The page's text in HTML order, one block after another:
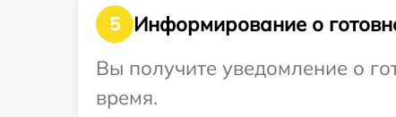
5
Информирование о
Вы получите уведомление о
время.